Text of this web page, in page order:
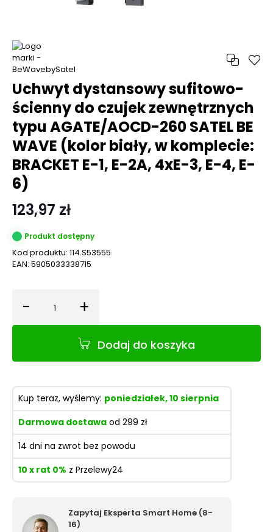
Uchwyt dystansowy sufitowo-
ścienny do czujek zewnętrznych
typu AGATE/AOCD-260 SATEL BE
WAVE (kolor biały, w komplecie:
BRACKET E-1, E-2A, 4xE-3, E-4, E-
6)
123,97 zł
Produkt dostępny
Kod produktu: 114.S53555
EAN: 5905033338715
- Ilość +
Dodaj do koszyka
Kup teraz, wyślemy: poniedziałek, 10 sierpnia
Darmowa dostawa od 299 zł
14 dni na zwrot bez powodu
10 x rat 0% z Przelewy24
Zapytaj Eksperta Smart Home (8-
16)